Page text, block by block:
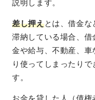
説明します。
差し押えとは、借金な
滞納している場合、
金や給与、不動産、車
り使ってしまったり
す。